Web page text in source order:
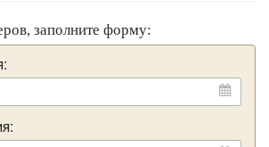
«Стандарт Twin» и «Стандарт 5-
территории гостиницы.
белья.
заполните форму: